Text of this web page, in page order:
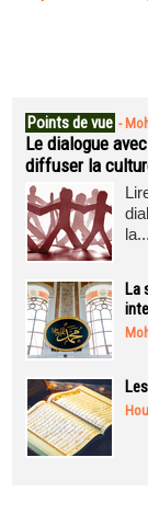
Points de vue -
Le dialogue
diffuser la
la...
La